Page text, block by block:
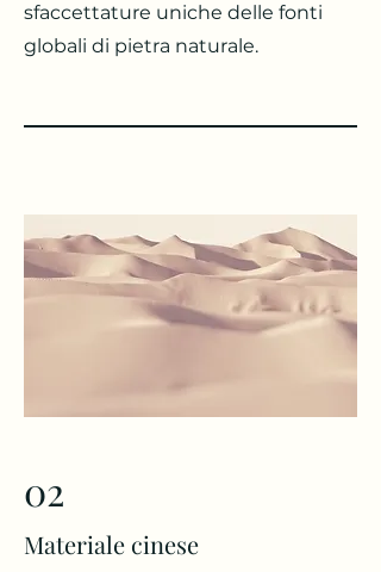
sfaccettature uniche delle fonti
globali di pietra naturale.
02
Materiale cinese